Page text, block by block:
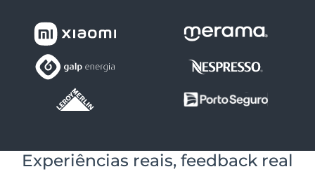
Experiências reais, feedback real